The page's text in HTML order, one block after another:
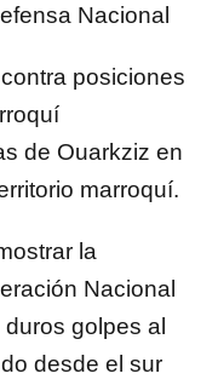
Nacional
posiciones
de Ouarkziz en
marroquí.
la
Nacional
golpes al
desde el sur